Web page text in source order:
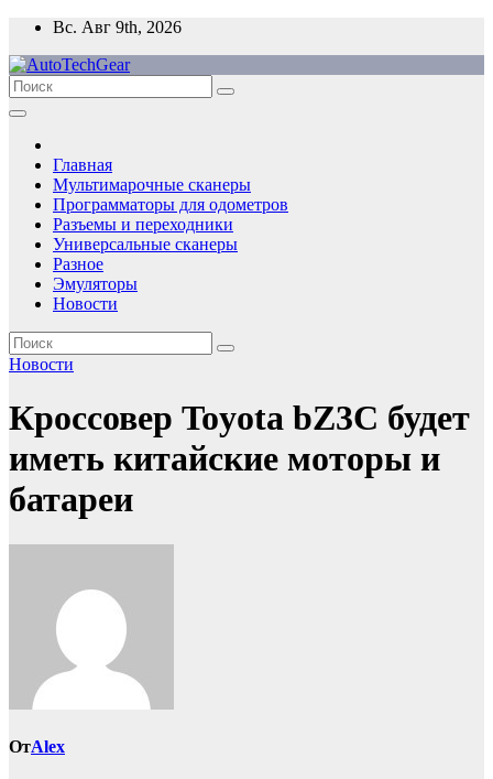
Перейти
содержимому
Вс. Авг 9th, 2026
Главная
Мультимарочные сканеры
Программаторы для одометров
Разъемы и переходники
Универсальные сканеры
Разное
Эмуляторы
Новости
Новости
Кроссовер Toyota bZ3C будет
иметь китайские моторы и
батареи
ОтAlex